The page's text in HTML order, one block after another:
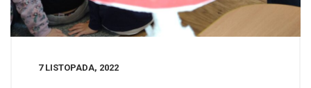
7 LISTOPADA, 2022